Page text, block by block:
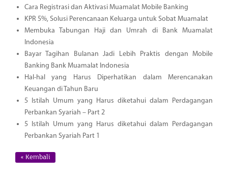
Cara Registrasi dan Aktivasi Muamalat Mobile Banking
KPR 5%, Solusi Perencanaan Keluarga untuk Sobat Muamalat
Membuka Tabungan Haji dan Umrah di Bank Muamalat
Indonesia
Bayar Tagihan Bulanan Jadi Lebih Praktis dengan Mobile
Banking Bank Muamalat Indonesia
Hal-hal yang Harus Diperhatikan dalam Merencanakan
Keuangan di Tahun Baru
5 Istilah Umum yang Harus diketahui dalam Perdagangan
Perbankan Syariah – Part 2
5 Istilah Umum yang Harus diketahui dalam Perdagangan
Perbankan Syariah Part 1
« Kembali